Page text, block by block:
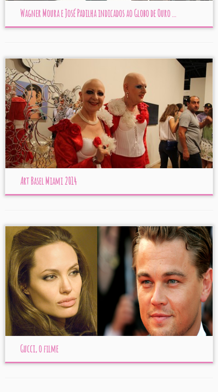
Wagner Moura e José Padilha indicados ao Globo de Ouro ...
Art Basel Miami 2014
Gucci, o filme